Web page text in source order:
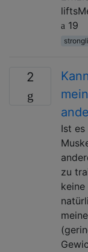
19
2
Ist
zu